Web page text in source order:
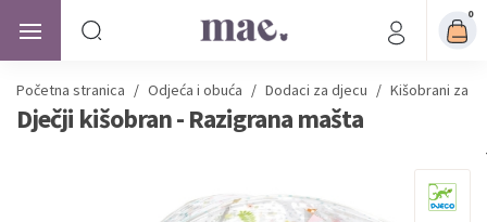
0
Početna stranica / Odjeća i obuća / Dodaci za djecu / Kišobrani za
Dječji kišobran - Razigrana mašta